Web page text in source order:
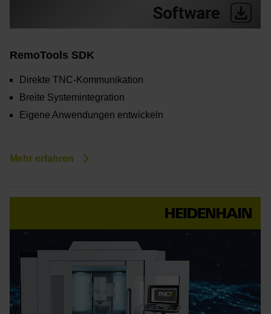
RemoTools SDK
Direkte TNC-Kommunikation
Breite Systemintegration
Eigene Anwendungen entwickeln
Mehr erfahren